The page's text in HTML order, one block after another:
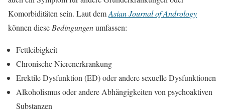
Komorbiditäten sein. Laut demAsian Journal of Andrology
können dieseBedingungenumfassen:
Fettleibigkeit
Chronische Nierenerkrankung
Erektile Dysfunktion (ED) oder andere sexuelle Dysfunktionen
Alkoholismus oder andere Abhängigkeiten von psychoaktiven
Substanzen